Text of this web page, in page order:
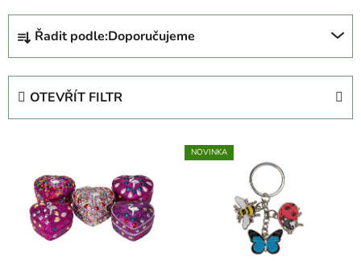
Ř
z
Řadit podle:Doporučujeme
OTEVŘÍT FILTR
NOVINKA